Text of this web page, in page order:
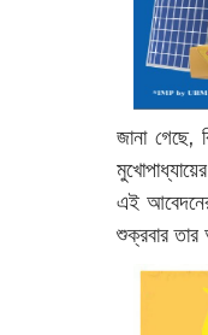
জানা গেছে,
এই
শুক্রবার তার